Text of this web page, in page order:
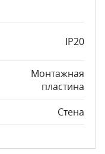
IP20
Монтажная
пластина
Стена